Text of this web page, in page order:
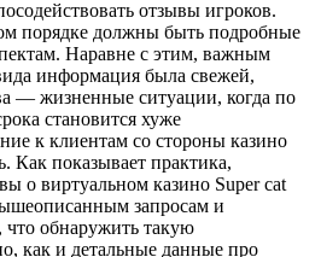
отзывы игроков.
порядке должны быть подробные
Наравне с этим, важным
информация была свежей,
— жизненные ситуации, когда по
становится хуже
к клиентам со стороны казино
Как показывает практика,
о виртуальном казино Super cat
запросам и
что обнаружить такую
как и детальные данные про